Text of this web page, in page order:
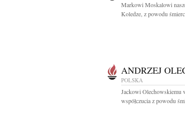
Markowi Moskalowi
Koledze, z powodu
ANDRZEJ
POLSKA
Jackowi Olechowskiemu
współczucia z powodu